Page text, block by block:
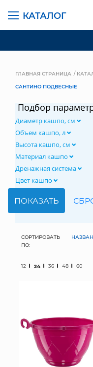
КАТАЛОГ
ГЛАВНАЯ СТРАНИЦА
САНТИНО ПОДВЕСНЫЕ
Подбор
Диаметр кашпо, см
Объем кашпо, л
Высота кашпо, см
Материал кашпо
Дренажная система
Цвет кашпо
СОРТИРОВАТЬ
ПО:
12 24 36 48 60